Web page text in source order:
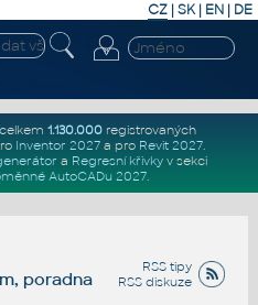
CZ | SK| EN | DE
1.130.000registrovaných
Inventor 2027a pro Revit 2027.
a Regresní křivkyv sekci
AutoCADu 2027.
RSS tipy
RSS diskuze
poradna